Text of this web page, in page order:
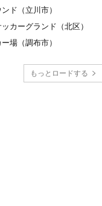
ド（立川市）
カーグランド（北区）
場（調布市）
もっとロードする